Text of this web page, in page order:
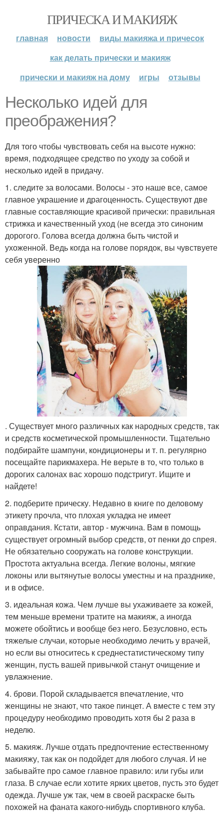
ПРИЧЕСКА И МАКИЯЖ
главная новости
виды макияжа и причесок
как делать прически и макияж
прически и макияж на дому
игры отзывы
Несколько идей для
преображения?
Для того чтобы чувствовать себя на высоте нужно:
время, подходящее средство по уходу за собой и
несколько идей в придачу.
1. следите за волосами. Волосы - это наше все, самое
главное украшение и драгоценность. Существуют две
главные составляющие красивой прически: правильная
стрижка и качественный уход (не всегда это синоним
дорогого. Голова всегда должна быть чистой и
ухоженной. Ведь когда на голове порядок, вы чувствуете
себя уверенно
. Существует много различных как народных средств, так
и средств косметической промышленности. Тщательно
подбирайте шампуни, кондиционеры и т. п. регулярно
посещайте парикмахера. Не верьте в то, что только в
дорогих салонах вас хорошо подстригут. Ищите и
найдете!
2. подберите прическу. Недавно в книге по деловому
этикету прочла, что плохая укладка не имеет
оправдания. Кстати, автор - мужчина. Вам в помощь
существует огромный выбор средств, от пенки до спрея.
Не обязательно сооружать на голове конструкции.
Простота актуальна всегда. Легкие волоны, мягкие
локоны или вытянутые волосы уместны и на празднике,
и в офисе.
3. идеальная кожа. Чем лучше вы ухаживаете за кожей,
тем меньше времени тратите на макияж, а иногда
можете обойтись и вообще без него. Безусловно, есть
тяжелые случаи, которые необходимо лечить у врачей,
но если вы относитесь к среднестатистическому типу
женщин, пусть вашей привычкой станут очищение и
увлажнение.
4. брови. Порой складывается впечатление, что
женщины не знают, что такое пинцет. А вместе с тем эту
процедуру необходимо проводить хотя бы 2 раза в
неделю.
5. макияж. Лучше отдать предпочтение естественному
макияжу, так как он подойдет для любого случая. И не
забывайте про самое главное правило: или губы или
глаза. В случае если хотите ярких цветов, пусть это будет
одежда. Лучше уж так, чем в своей раскраске быть
похожей на фаната какого-нибудь спортивного клуба.